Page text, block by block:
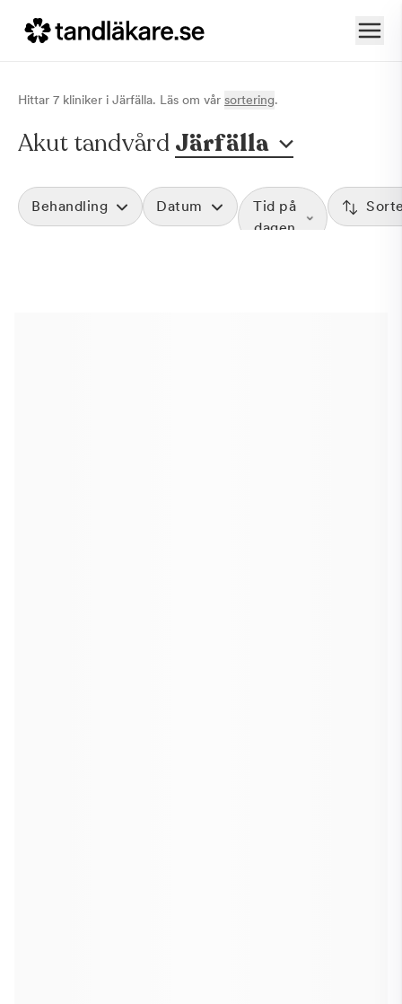
Hittar 7 kliniker i Järfälla. Läs om vår sortering.
Akut tandvård Järfälla
Behandling Datum
Tid på
dagen